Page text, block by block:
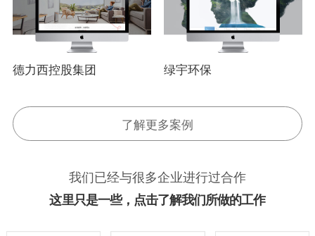
德力西控股集团 绿宇环保
了解更多案例
我们已经与很多企业进行过合作
这里只是一些，点击了解我们所做的工作